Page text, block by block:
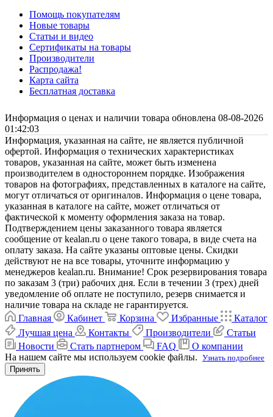
Помощь покупателям
Новые товары
Статьи и видео
Сертификаты на товары
Производители
Распродажа!
Карта сайта
Бесплатная доставка
Информация о ценах и наличии товара обновлена 08-08-2026
01:42:03
Информация, указанная на сайте, не является публичной
офертой. Информация о технических характеристиках
товаров, указанная на сайте, может быть изменена
производителем в одностороннем порядке. Изображения
товаров на фотографиях, представленных в каталоге на сайте,
могут отличаться от оригиналов. Информация о цене товара,
указанная в каталоге на сайте, может отличаться от
фактической к моменту оформления заказа на товар.
Подтверждением цены заказанного товара является
сообщение от kealan.ru о цене такого товара, в виде счета на
оплату заказа. На сайте указаны оптовые цены. Скидки
действуют не на все товары, уточните информацию у
менеджеров kealan.ru. Внимание! Срок резервирования товара
по заказам 3 (три) рабочих дня. Если в течении 3 (трех) дней
уведомление об оплате не поступило, резерв снимается и
наличие товара на складе не гарантируется.
Главная
Кабинет Корзина Избранные
Каталог
Лучшая цена
Контакты Производители
Статьи
Новости
Стать партнером FAQ
О компании
На нашем сайте мы используем cookie файлы. Узнать подробнее
Принять